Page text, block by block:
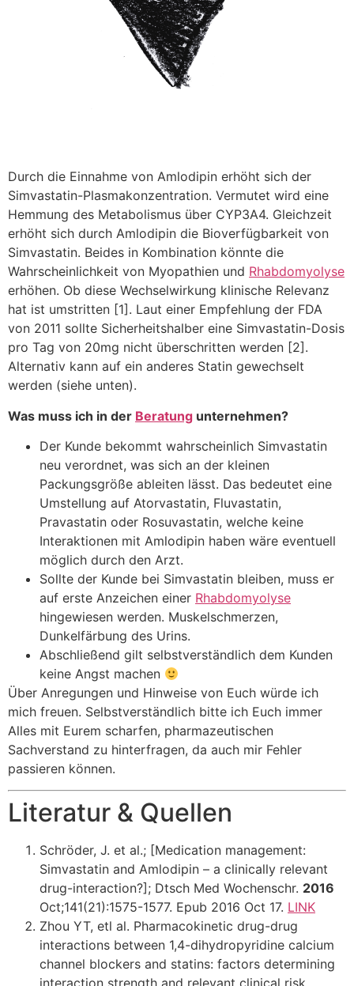
Durch die Einnahme von Amlodipin erhöht sich der
Simvastatin-Plasmakonzentration. Vermutet wird eine
Hemmung des Metabolismus über CYP3A4. Gleichzeit
erhöht sich durch Amlodipin die Bioverfügbarkeit von
Simvastatin. Beides in Kombination könnte die
Wahrscheinlichkeit von Myopathien und Rhabdomyolyse
erhöhen. Ob diese Wechselwirkung klinische Relevanz
hat ist umstritten [1]. Laut einer Empfehlung der FDA
von 2011 sollte Sicherheitshalber eine Simvastatin-Dosis
pro Tag von 20mg nicht überschritten werden [2].
Alternativ kann auf ein anderes Statin gewechselt
werden (siehe unten).
Was muss ich in der Beratung unternehmen?
Der Kunde bekommt wahrscheinlich Simvastatin
neu verordnet, was sich an der kleinen
Packungsgröße ableiten lässt. Das bedeutet eine
Umstellung auf Atorvastatin, Fluvastatin,
Pravastatin oder Rosuvastatin, welche keine
Interaktionen mit Amlodipin haben wäre eventuell
möglich durch den Arzt.
Sollte der Kunde bei Simvastatin bleiben, muss er
auf erste Anzeichen einer Rhabdomyolyse
hingewiesen werden. Muskelschmerzen,
Dunkelfärbung des Urins.
Abschließend gilt selbstverständlich dem Kunden
keine Angst machen
Über Anregungen und Hinweise von Euch würde ich
mich freuen. Selbstverständlich bitte ich Euch immer
Alles mit Eurem scharfen, pharmazeutischen
Sachverstand zu hinterfragen, da auch mir Fehler
passieren können.
Literatur & Quellen
Schröder, J. et al.; [Medication management:
Simvastatin and Amlodipin – a clinically relevant
drug-interaction?]; Dtsch Med Wochenschr. 2016
Oct;141(21):1575-1577. Epub 2016 Oct 17. LINK
Zhou YT, etl al. Pharmacokinetic drug-drug
interactions between 1,4-dihydropyridine calcium
channel blockers and statins: factors determining
interaction strength and relevant clinical risk